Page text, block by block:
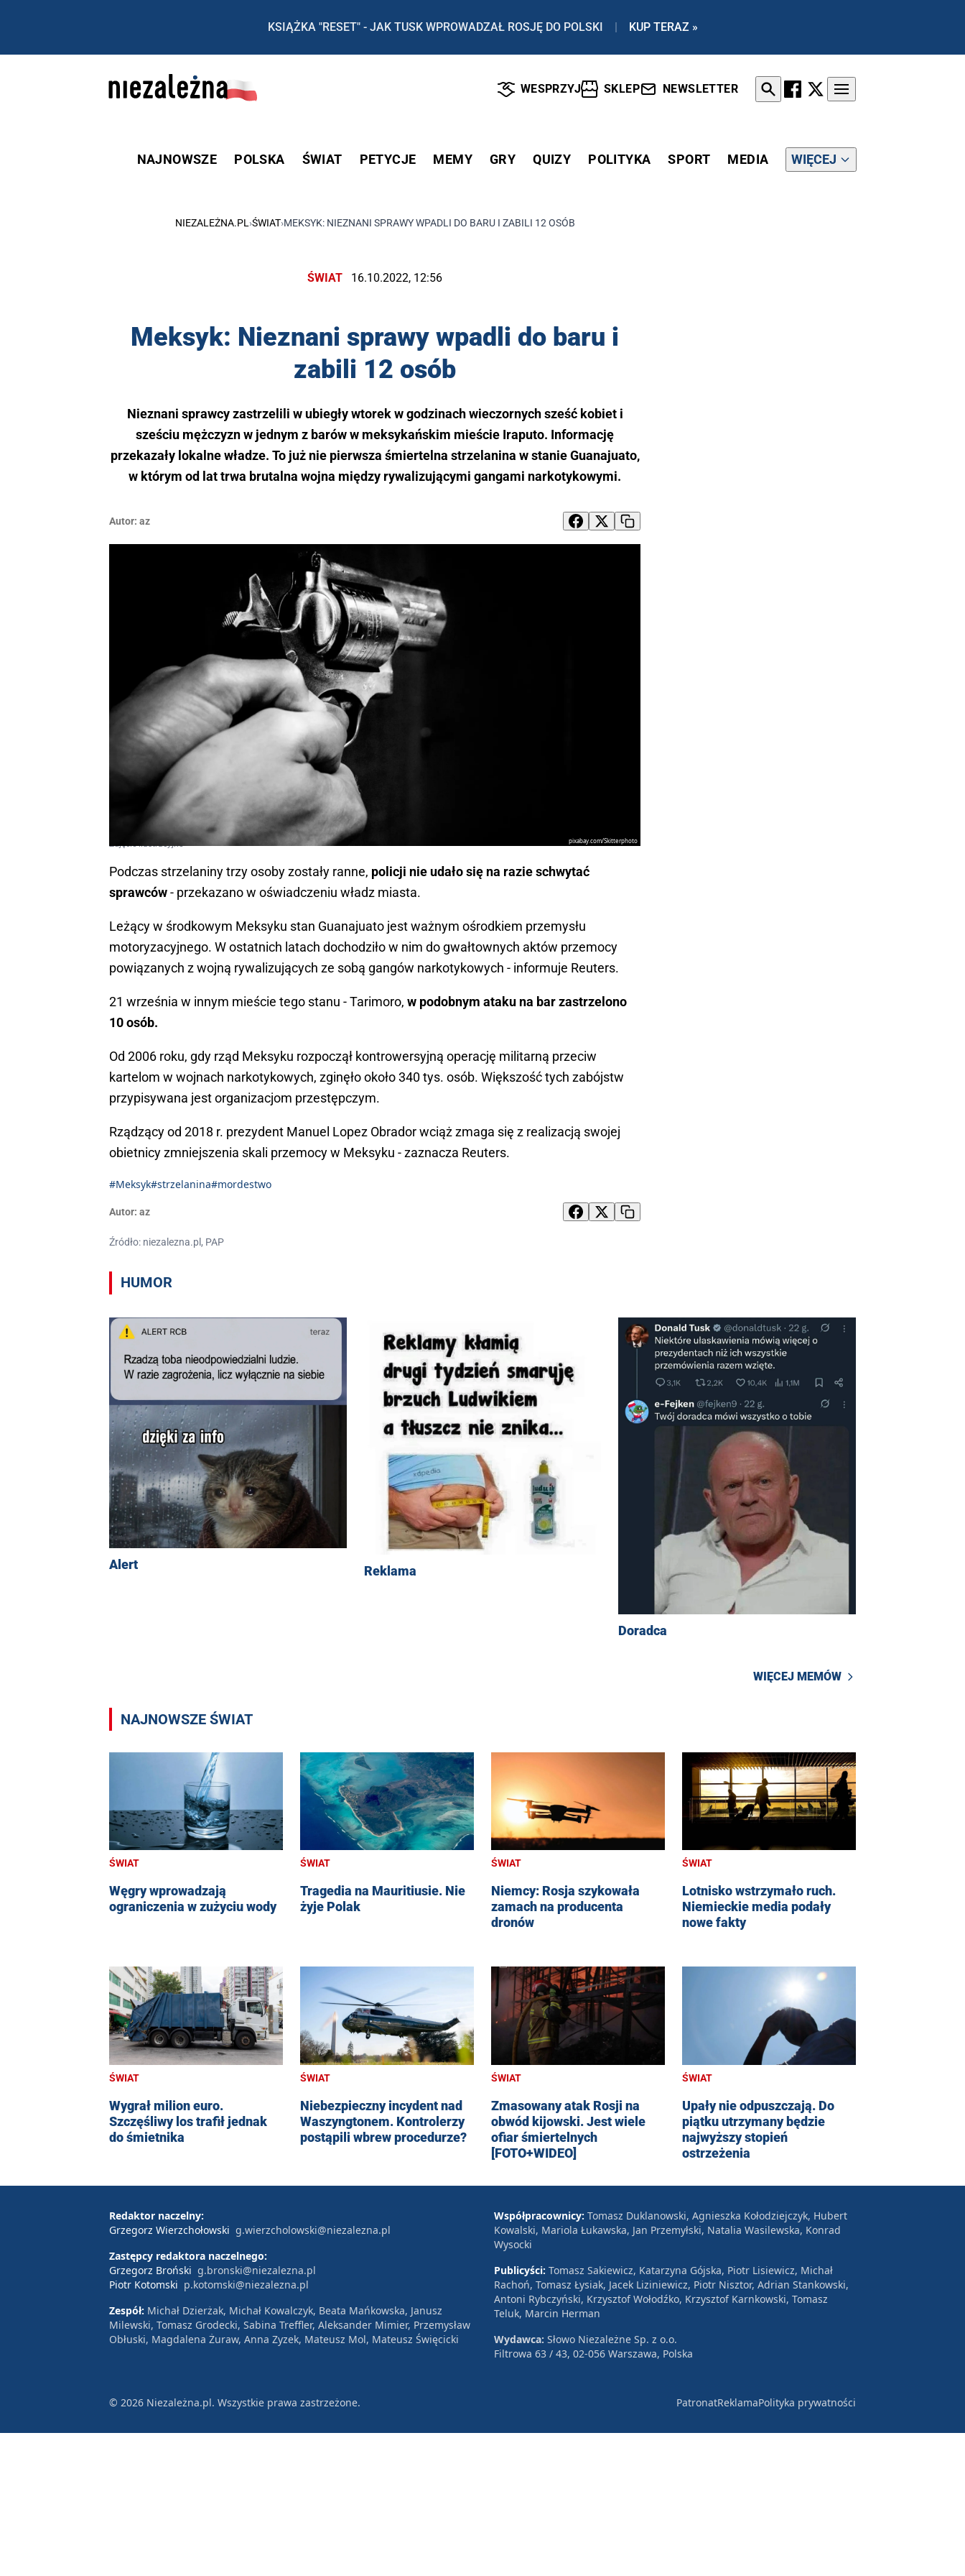
KSIĄŻKA "RESET" - JAK TUSK WPROWADZAŁ ROSJĘ DO POLSKI | KUP TERAZ »
WESPRZYJ SKLEP NEWSLETTER
NAJNOWSZE POLSKA ŚWIAT PETYCJE MEMY GRY QUIZY POLITYKA SPORT MEDIA WIĘCEJ
NIEZALEŻNA.PL ›ŚWIAT›MEKSYK: NIEZNANI SPRAWY WPADLI DO BARU I ZABILI 12 OSÓB
ŚWIAT 16.10.2022, 12:56
Meksyk: Nieznani sprawy wpadli do baru i
zabili 12 osób
Nieznani sprawcy zastrzelili w ubiegły wtorek w godzinach wieczornych sześć kobiet i
sześciu mężczyzn w jednym z barów w meksykańskim mieście Iraputo. Informację
przekazały lokalne władze. To już nie pierwsza śmiertelna strzelanina w stanie Guanajuato,
w którym od lat trwa brutalna wojna między rywalizującymi gangami narkotykowymi.
Autor: az
pixabay.com/Skitterphoto
Podczas strzelaniny trzy osoby zostały ranne, policji nie udało się na razie schwytać
sprawców- przekazano w oświadczeniu władz miasta.
Leżący w środkowym Meksyku stan Guanajuato jest ważnym ośrodkiem przemysłu
motoryzacyjnego. W ostatnich latach dochodziło w nim do gwałtownych aktów przemocy
powiązanych z wojną rywalizujących ze sobą gangów narkotykowych - informuje Reuters.
21 września w innym mieście tego stanu - Tarimoro, w podobnym ataku na bar zastrzelono
10 osób.
Od 2006 roku, gdy rząd Meksyku rozpoczął kontrowersyjną operację militarną przeciw
kartelom w wojnach narkotykowych, zginęło około 340 tys. osób. Większość tych zabójstw
przypisywana jest organizacjom przestępczym.
Rządzący od 2018 r. prezydent Manuel Lopez Obrador wciąż zmaga się z realizacją swojej
obietnicy zmniejszenia skali przemocy w Meksyku - zaznacza Reuters.
#Meksyk#strzelanina#mordestwo
Autor: az
Źródło: niezalezna.pl, PAP
HUMOR
Alert Reklama
Doradca
WIĘCEJ MEMÓW
NAJNOWSZE ŚWIAT
ŚWIAT
Węgry wprowadzają
ograniczenia w zużyciu wody
ŚWIAT
Tragedia na Mauritiusie. Nie
żyje Polak
ŚWIAT
Niemcy: Rosja szykowała
zamach na producenta
dronów
ŚWIAT
Lotnisko wstrzymało ruch.
Niemieckie media podały
nowe fakty
ŚWIAT
Wygrał milion euro.
Szczęśliwy los trafił jednak
do śmietnika
ŚWIAT
Niebezpieczny incydent nad
Waszyngtonem. Kontrolerzy
postąpili wbrew procedurze?
ŚWIAT
Zmasowany atak Rosji na
obwód kijowski. Jest wiele
ofiar śmiertelnych
[FOTO+WIDEO]
ŚWIAT
Upały nie odpuszczają. Do
piątku utrzymany będzie
najwyższy stopień
ostrzeżenia
Redaktor naczelny:
Grzegorz Wierzchołowski g.wierzcholowski@niezalezna.pl
Zastępcy redaktora naczelnego:
Grzegorz Broński g.bronski@niezalezna.pl
Piotr Kotomski p.kotomski@niezalezna.pl
Zespół: Michał Dzierżak, Michał Kowalczyk, Beata Mańkowska, Janusz
Milewski, Tomasz Grodecki, Sabina Treffler, Aleksander Mimier, Przemysław
Obłuski, Magdalena Żuraw, Anna Zyzek, Mateusz Mol, Mateusz Święcicki
Współpracownicy: Tomasz Duklanowski, Agnieszka Kołodziejczyk, Hubert
Kowalski, Mariola Łukawska, Jan Przemyłski, Natalia Wasilewska, Konrad
Wysocki
Publicyści: Tomasz Sakiewicz, Katarzyna Gójska, Piotr Lisiewicz, Michał
Rachoń, Tomasz Łysiak, Jacek Liziniewicz, Piotr Nisztor, Adrian Stankowski,
Antoni Rybczyński, Krzysztof Wołodźko, Krzysztof Karnkowski, Tomasz
Teluk, Marcin Herman
Wydawca: Słowo Niezależne Sp. z o.o.
Filtrowa 63 / 43, 02-056 Warszawa, Polska
© 2026 Niezależna.pl. Wszystkie prawa zastrzeżone. PatronatReklamaPolityka prywatności